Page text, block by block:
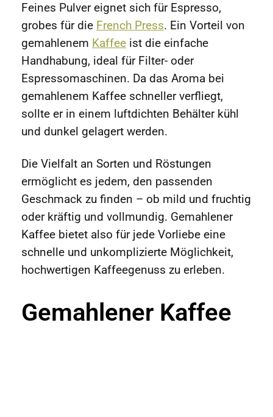
Feines Pulver eignet sich für Espresso,
grobes für die French Press. Ein Vorteil von
gemahlenem Kaffee ist die einfache
Handhabung, ideal für Filter- oder
Espressomaschinen. Da das Aroma bei
gemahlenem Kaffee schneller verfliegt,
sollte er in einem luftdichten Behälter kühl
und dunkel gelagert werden.
Die Vielfalt an Sorten und Röstungen
ermöglicht es jedem, den passenden
Geschmack zu finden – ob mild und fruchtig
oder kräftig und vollmundig. Gemahlener
Kaffee bietet also für jede Vorliebe eine
schnelle und unkomplizierte Möglichkeit,
hochwertigen Kaffeegenuss zu erleben.
Gemahlener Kaffee